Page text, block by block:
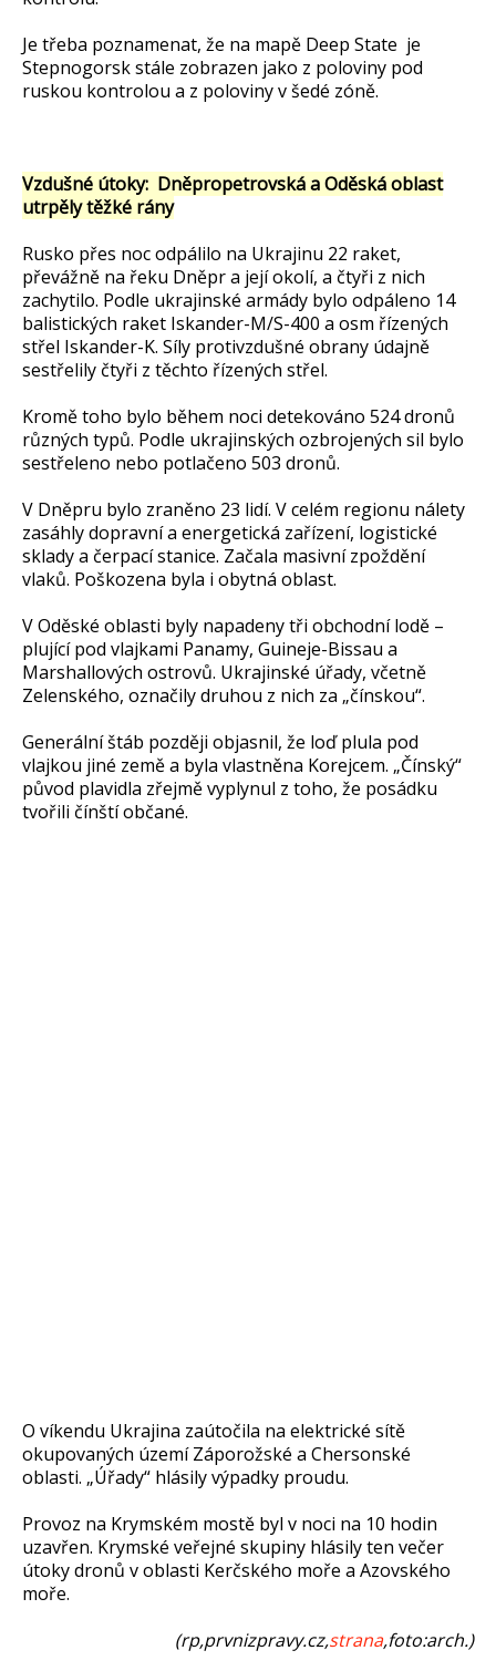
Je třeba poznamenat, že na mapě Deep State je
Stepnogorsk stále zobrazen jako z poloviny pod
ruskou kontrolou a z poloviny v šedé zóně.
Vzdušné útoky: Dněpropetrovská a Oděská oblast
utrpěly těžké rány
Rusko přes noc odpálilo na Ukrajinu 22 raket,
převážně na řeku Dněpr a její okolí, a čtyři z nich
zachytilo. Podle ukrajinské armády bylo odpáleno 14
balistických raket Iskander-M/S-400 a osm řízených
střel Iskander-K. Síly protivzdušné obrany údajně
sestřelily čtyři z těchto řízených střel.
Kromě toho bylo během noci detekováno 524 dronů
různých typů. Podle ukrajinských ozbrojených sil bylo
sestřeleno nebo potlačeno 503 dronů.
V Dněpru bylo zraněno 23 lidí. V celém regionu nálety
zasáhly dopravní a energetická zařízení, logistické
sklady a čerpací stanice. Začala masivní zpoždění
vlaků. Poškozena byla i obytná oblast.
V Oděské oblasti byly napadeny tři obchodní lodě –
plující pod vlajkami Panamy, Guineje-Bissau a
Marshallových ostrovů. Ukrajinské úřady, včetně
Zelenského, označily druhou z nich za „čínskou“.
Generální štáb později objasnil, že loď plula pod
vlajkou jiné země a byla vlastněna Korejcem. „Čínský“
původ plavidla zřejmě vyplynul z toho, že posádku
tvořili čínští občané.
O víkendu Ukrajina zaútočila na elektrické sítě
okupovaných území Záporožské a Chersonské
oblasti. „Úřady“ hlásily výpadky proudu.
Provoz na Krymském mostě byl v noci na 10 hodin
uzavřen. Krymské veřejné skupiny hlásily ten večer
útoky dronů v oblasti Kerčského moře a Azovského
moře.
(rp,prvnizpravy.cz,strana,foto:arch.)